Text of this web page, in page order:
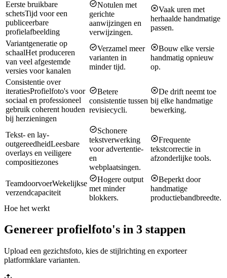
Eerste bruikbare
schetsTijd voor een
publiceerbare
profielafbeelding
Notulen met
gerichte
aanwijzingen en
verwijzingen.
Vaak uren met
herhaalde handmatige
passen.
Variantgeneratie op
schaalHet produceren
van veel afgestemde
versies voor kanalen
Verzamel meer
varianten in
minder tijd.
Bouw elke versie
handmatig opnieuw
op.
Consistentie over
iteratiesProfielfoto's voor
sociaal en professioneel
gebruik coherent houden
bij herzieningen
Betere
consistentie tussen
revisiecycli.
De drift neemt toe
bij elke handmatige
bewerking.
Tekst- en lay-
outgereedheidLeesbare
overlays en veiligere
compositiezones
Schonere
tekstverwerking
voor advertentie-
en
webplaatsingen.
Frequente
tekstcorrectie in
afzonderlijke tools.
TeamdoorvoerWekelijkse
verzendcapaciteit
Hogere output
met minder
blokkers.
Beperkt door
handmatige
productiebandbreedte.
Hoe het werkt
Genereer profielfoto's in 3 stappen
Upload een gezichtsfoto, kies de stijlrichting en exporteer
platformklare varianten.